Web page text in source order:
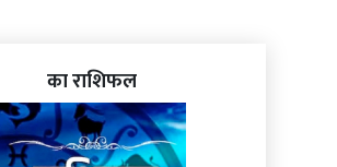
का राशिफल